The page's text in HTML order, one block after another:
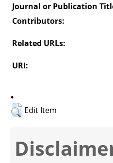
Journal or Publication
Contributors:
Related URLs:
URI:
.
Edit Item